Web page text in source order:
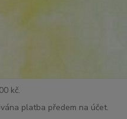
kč.
platba předem na účet.